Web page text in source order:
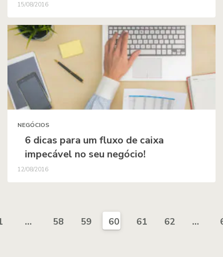
15/08/2016
NEGÓCIOS
6 dicas para um fluxo de caixa
impecável no seu negócio!
12/08/2016
… 58 59 60 61 62 …